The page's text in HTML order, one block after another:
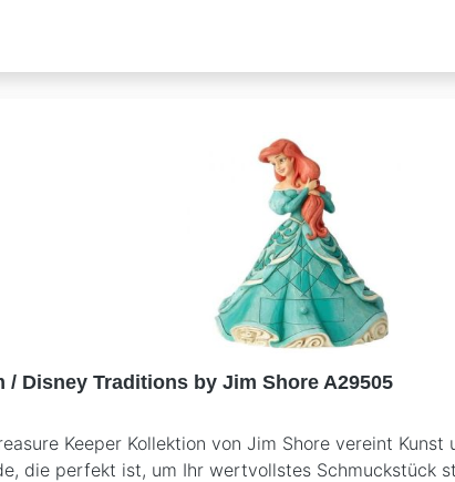
Disney Traditions by Jim Shore A29505
Keeper Kollektion von Jim Shore vereint
die perfekt ist, um Ihr wertvollstes Schmuckstück